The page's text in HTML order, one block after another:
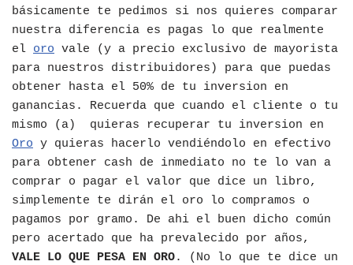
básicamente te pedimos si nos quieres comparar
nuestra diferencia es pagas lo que realmente
el oro vale (y a precio exclusivo de mayorista
para nuestros distribuidores) para que puedas
obtener hasta el 50% de tu inversion en
ganancias. Recuerda que cuando el cliente o tu
mismo (a) quieras recuperar tu inversion en
Oro y quieras hacerlo vendiéndolo en efectivo
para obtener cash de inmediato no te lo van a
comprar o pagar el valor que dice un libro,
simplemente te dirán el oro lo compramos o
pagamos por gramo. De ahi el buen dicho común
pero acertado que ha prevalecido por años,
VALE LO QUE PESA EN ORO. (No lo que te dice un